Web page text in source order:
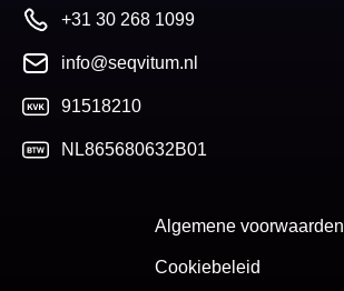
+31 30 268 1099
info@seqvitum.nl
91518210
NL865680632B01
Algemene voorwaarden
Cookiebeleid